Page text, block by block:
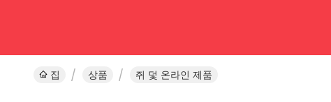
집 상품 쥐 덫 온라인 제품